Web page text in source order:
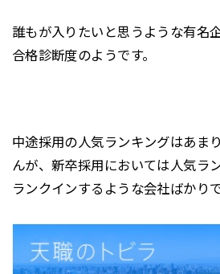
誰もが入りたいと思うような有名
合格診断度のようです。
中途採用の人気ランキングはあま
んが、新卒採用においては人気ラ
ランクインするような会社ばかりで